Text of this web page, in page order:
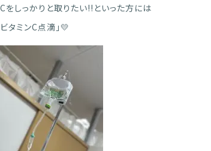
をしっかりと取りたい!!といった方には
タミンC点滴」💛